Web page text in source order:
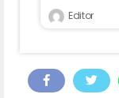
Editor